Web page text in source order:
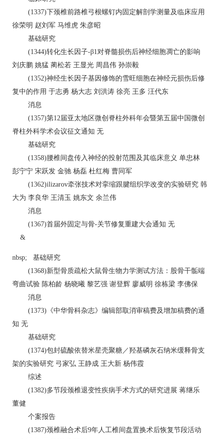
(1337)下颈椎前路椎弓根螺钉内固定解剖学测量及临床应用
徐荣明 赵刘军 马维虎 朱彦昭
基础研究
(1344)转化生长因子-β1对脊髓损伤后神经细胞凋亡的影响
刘庆鹏 姚猛 蔺松若 王显光 周昌伟 孙崇毅
(1352)神经生长因子基因修饰的雪旺细胞在神经元损伤后修
复中的作用 于志勇 杨大志 刘洪涛 徐亮 王多 汪代东
消息
(1357)第12届亚太地区微创脊柱外科年会暨第五届中国微创
脊柱外科学术会议征文通知 无
基础研究
(1358)腰椎间盘传入神经的投射范围及其临床意义 单忠林
彭宁宁 宋跃发 金驰 杨磊 杜红梅 曹同军
(1362)ilizarov牵张技术对挛缩跟腱组织学改变的实验研究 韩
大为 李良华 王清玉 姚东文 余兰伟
消息
(1367)首届外固定与骨-关节修复重建大会通知 无
&
nbsp; 基础研究
(1368)新型骨质疏松大鼠骨生物力学测试方法：股骨干骺端
弯曲试验 陈柏龄 杨晓曦 黎艺强 谢登辉 廖威明 徐栋梁 李佛保
消息
(1373)《中华骨科杂志》编辑部取消审稿费及增加稿费的通
知 无
基础研究
(1374)包封硫酸依替米星壳聚糖／羟基磷灰石纳米缓释骨支
架的实验研究 弓家弘 王静成 王大新 杨伟霞
综述
(1382)多节段颈椎退变性疾病手术方式的研究进展 蒋继乐
董健
个案报告
(1387)颈椎融合术后9年人工椎间盘置换术后恢复节段活动